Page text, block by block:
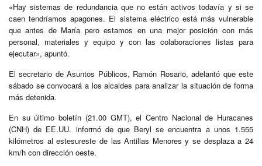
«Hay sistemas de redundancia que no están activos todavía y si se
caen tendríamos apagones. El sistema eléctrico está más vulnerable
que antes de María pero estamos en una mejor posición con más
personal, materiales y equipo y con las colaboraciones listas para
ejecutar», apuntó.
El secretario de Asuntos Públicos, Ramón Rosario, adelantó que este
sábado se convocará a los alcaldes para analizar la situación de forma
más detenida.
En su último boletín (21.00 GMT), el Centro Nacional de Huracanes
(CNH) de EE.UU. informó de que Beryl se encuentra a unos 1.555
kilómetros al estesureste de las Antillas Menores y se desplaza a 24
km/h con dirección oeste.